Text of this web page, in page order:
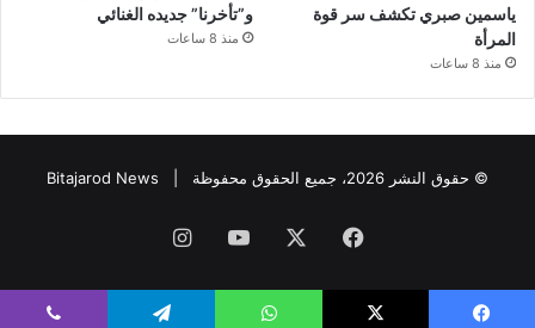
ياسمين صبري تكشف سر قوة
المرأة
منذ 8 ساعات
و”تأخرنا” جديده الغنائي
منذ 8 ساعات
© حقوق النشر 2026، جميع الحقوق محفوظة | Bitajarod News
فيسبوك ‫YouTubeانستقرام